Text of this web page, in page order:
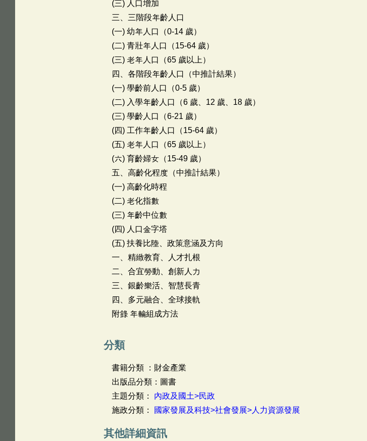
(三) 人口增加
三、三階段年齡人口
(一) 幼年人口（0-14 歲）
(二) 青壯年人口（15-64 歲）
(三) 老年人口（65 歲以上）
四、各階段年齡人口（中推計結果）
(一) 學齡前人口（0-5 歲）
(二) 入學年齡人口（6 歲、12 歲、18 歲）
(三) 學齡人口（6-21 歲）
(四) 工作年齡人口（15-64 歲）
(五) 老年人口（65 歲以上）
(六) 育齡婦女（15-49 歲）
五、高齡化程度（中推計結果）
(一) 高齡化時程
(二) 老化指數
(三) 年齡中位數
(四) 人口金字塔
(五) 扶養比陸、政策意涵及方向
一、精緻教育、人才扎根
二、合宜勞動、創新人力
三、銀齡樂活、智慧長青
四、多元融合、全球接軌
附錄 年輪組成方法
分類
書籍分類 ：財金產業
出版品分類：圖書
主題分類： 內政及國土>民政
施政分類：
國家發展及科技>社會發展>人力資源發展
其他詳細資訊